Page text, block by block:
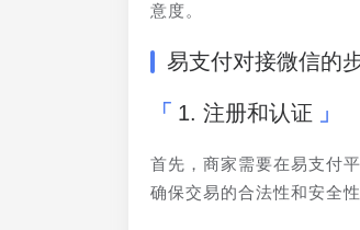
意度。
易支付对接微信的
1. 注册和认证
首先，商家需要在易支付
确保交易的合法性和安全性